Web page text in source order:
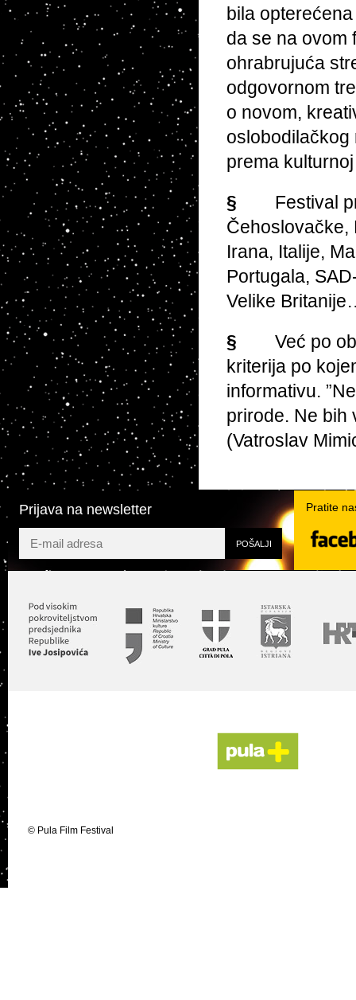
bila
da se na ovom
ohrabrujuća
odgovornom
o novom,
oslobodilačkog
prema
§ Festival
Čehoslovačke,
Irana, Italije,
Portugala,
Velike
§ Već po
kriterija po
informativu.
prirode. Ne bih
(Vatroslav
Prijava na newsletter Pratite
Facebook YouTube
© Pula Film Festival